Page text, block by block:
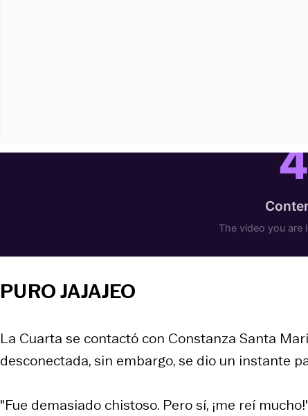
PURO JAJAJEO
La Cuarta se contactó con Constanza Santa
desconectada, sin embargo, se dio un instante
"Fue demasiado chistoso. Pero sí, ¡me reí